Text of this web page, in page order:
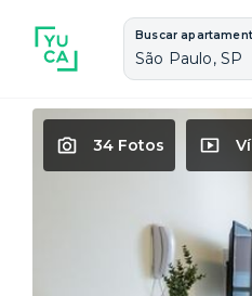
Buscar
São Paulo, SP
34 Fotos